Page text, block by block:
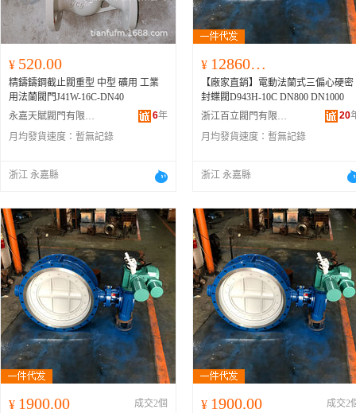
¥ 520.00
精鑄鑄鋼截止閥重型 中型 礦用 工業
用法蘭閥門J41W-16C-DN40
永嘉天賦閥門有限公司
6年
月均發貨速度： 暫無記錄
浙江 永嘉縣
¥ 128600.00
【廠家直銷】電動法蘭式三偏心硬密
封蝶閥D943H-10C DN800 DN1000
浙江百立閥門有限公司
20
月均發貨速度： 暫無記錄
浙江 永嘉縣
¥ 1900.00
成交2個
¥ 1900.00
成交2